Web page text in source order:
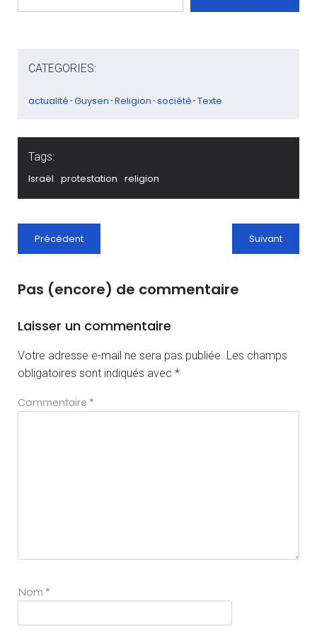
CATEGORIES:
actualité -Guysen -Religion -société -Texte
Tags:
Israël protestation religion
Précédent Suivant
Pas (encore) de commentaire
Laisser un commentaire
Votre adresse e-mail ne sera pas publiée. Les champs
obligatoires sont indiqués avec *
Commentaire *
Nom *